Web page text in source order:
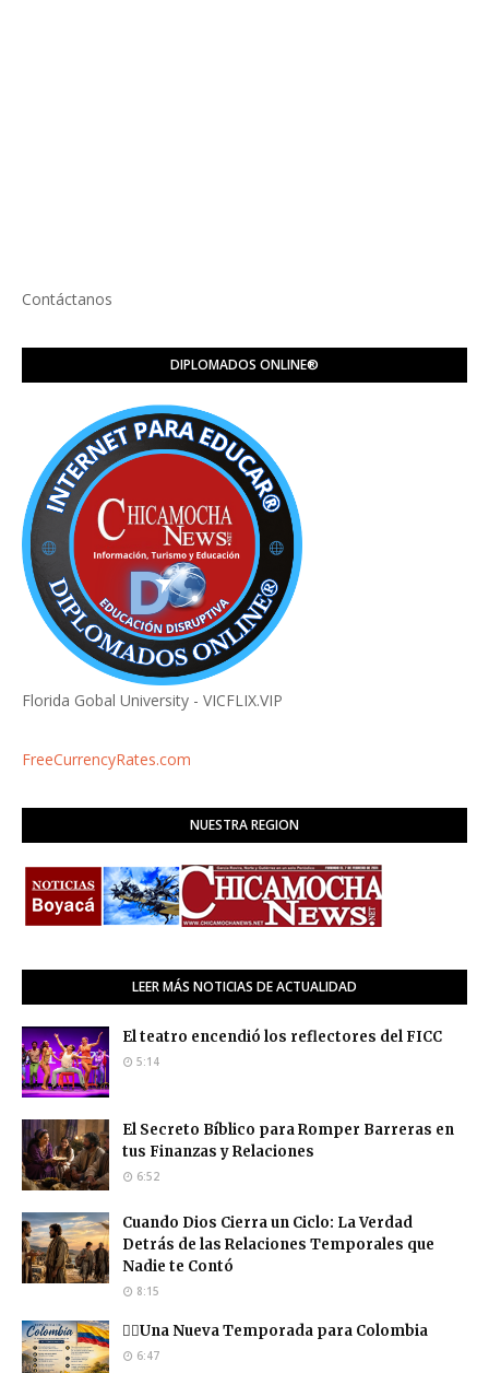
Contáctanos
DIPLOMADOS ONLINE®️
Florida Gobal University - VICFLIX.VIP
FreeCurrencyRates.com
NUESTRA REGION
LEER MÁS NOTICIAS DE ACTUALIDAD
El teatro encendió los reflectores del FICC
5:14
El Secreto Bíblico para Romper Barreras en
tus Finanzas y Relaciones
6:52
Cuando Dios Cierra un Ciclo: La Verdad
Detrás de las Relaciones Temporales que
Nadie te Contó
8:15
❤️‍🔥Una Nueva Temporada para Colombia
6:47